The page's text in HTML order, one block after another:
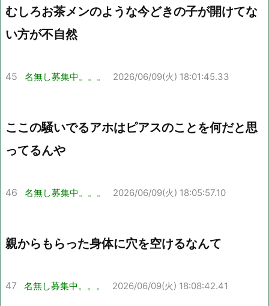
むしろお茶メンのような今どきの子が開けてな
い方が不自然
45 名無し募集中。。。 2026/06/09(火) 18:01:45.33
ここの騒いでるアホはピアスのことを何だと思
ってるんや
46 名無し募集中。。。 2026/06/09(火) 18:05:57.10
親からもらった身体に穴を空けるなんて
47 名無し募集中。。。 2026/06/09(火) 18:08:42.41